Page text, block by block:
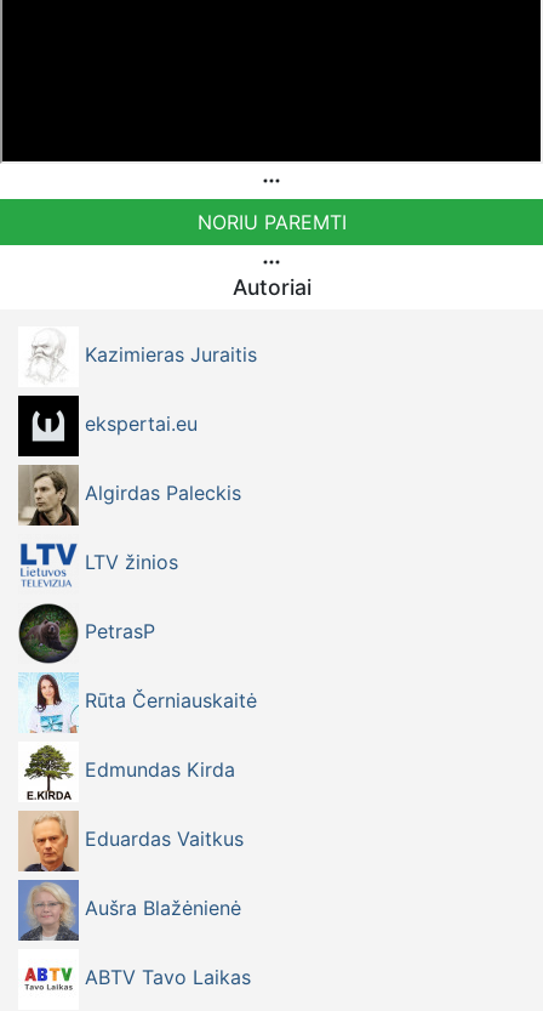
NORIU PAREMTI
Autoriai
Kazimieras Juraitis
ekspertai.eu
Algirdas Paleckis
LTV žinios
PetrasP
Rūta Černiauskaitė
Edmundas Kirda
Eduardas Vaitkus
Aušra Blažėnienė
ABTV Tavo Laikas